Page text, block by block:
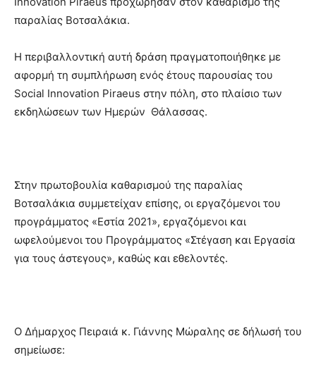
παραλίας Βοτσαλάκια.
Η περιβαλλοντική αυτή δράση πραγματοποιήθηκε με
αφορμή τη συμπλήρωση ενός έτους παρουσίας του
Social Innovation Piraeus στην πόλη, στo πλαίσιo των
εκδηλώσεων των Ημερών Θάλασσας.
Στην πρωτοβουλία καθαρισμού της παραλίας
Βοτσαλάκια συμμετείχαν επίσης, οι εργαζόμενοι του
προγράμματος «Εστία 2021», εργαζόμενοι και
ωφελούμενοι του Προγράμματος «Στέγαση και Εργασία
για τους άστεγους», καθώς και εθελοντές.
Ο Δήμαρχος Πειραιά κ. Γιάννης Μώραλης σε δήλωσή του
σημείωσε: